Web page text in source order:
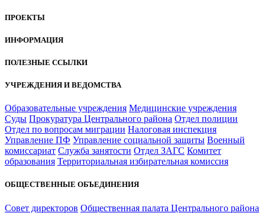
ПРОЕКТЫ
ИНФОРМАЦИЯ
ПОЛЕЗНЫЕ ССЫЛКИ
УЧРЕЖДЕНИЯ И ВЕДОМСТВА
Образовательные учреждения Медицинские учреждения
Суды Прокуратура Центрального района Отдел полиции
Отдел по вопросам миграции Налоговая инспекция
Управление ПФ Управление социальной защиты Военный
комиссариат Служба занятости Отдел ЗАГС Комитет
образования Территориальная избирательная комиссия
ОБЩЕСТВЕННЫЕ ОБЪЕДИНЕНИЯ
Совет директоров Общественная палата Центрального района